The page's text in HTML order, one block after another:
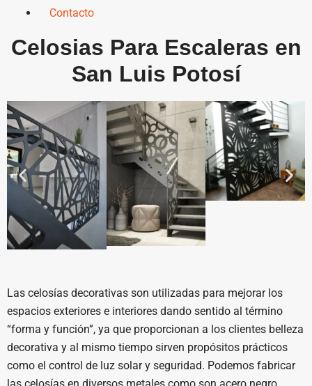
Contacto
Celosias Para Escaleras en
San Luis Potosí
Las celosías decorativas son utilizadas para mejorar los
espacios exteriores e interiores dando sentido al término
“forma y función”, ya que proporcionan a los clientes belleza
decorativa y al mismo tiempo sirven propósitos prácticos
como el control de luz solar y seguridad. Podemos fabricar